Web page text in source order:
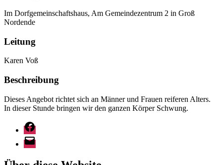
Im Dorfgemeinschaftshaus, Am Gemeindezentrum 2 in Groß
Nordende
Leitung
Karen Voß
Beschreibung
Dieses Angebot richtet sich an Männer und Frauen reiferen Alters.
In dieser Stunde bringen wir den ganzen Körper Schwung.
Facebook
E-
Mail